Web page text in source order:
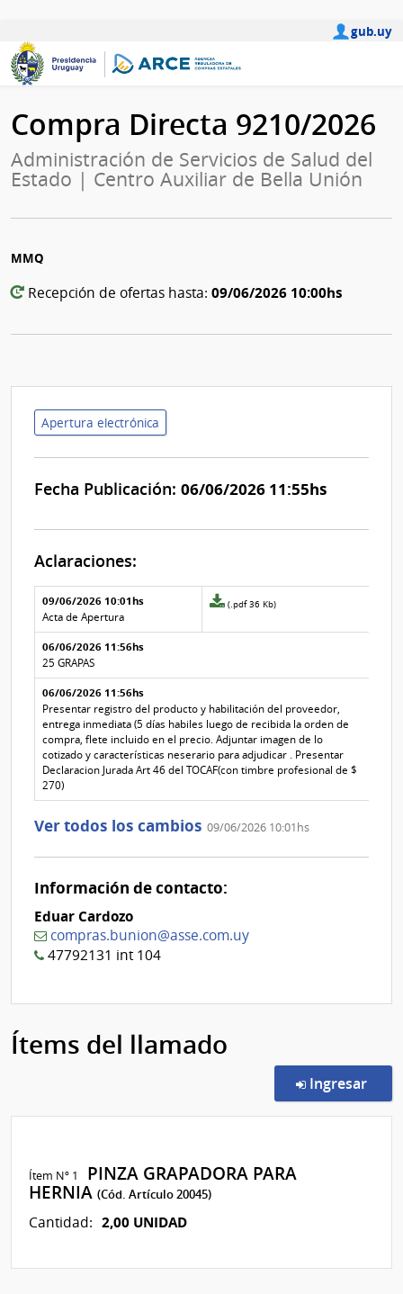
gub.uy
Compra Directa 9210/2026
Administración de Servicios de Salud del
Estado | Centro Auxiliar de Bella Unión
MMQ
Recepción de ofertas hasta: 09/06/2026 10:00hs
Apertura electrónica
Fecha Publicación: 06/06/2026 11:55hs
Aclaraciones:
Aclaraciones del llamado
Fecha y
texto de
la
aclaración
Archivo
de la
aclaración
09/06/2026 10:01hs
Acta de Apertura
Archivo
de
Nº
(.pdf 36 Kb)
06/06/2026 11:56hs
25 GRAPAS
06/06/2026 11:56hs
Presentar registro del producto y habilitación del proveedor,
entrega inmediata (5 días habiles luego de recibida la orden de
compra, flete incluido en el precio. Adjuntar imagen de lo
cotizado y características neserario para adjudicar . Presentar
Declaracion Jurada Art 46 del TOCAF(con timbre profesional de $
270)
Ver todos los cambios 09/06/2026 10:01hs
Información de contacto:
Eduar Cardozo
compras.bunion@asse.com.uy
47792131 int 104
Ítems del llamado
Ingresar
Ítem Nº 1
PINZA GRAPADORA PARA
HERNIA(Cód. Artículo 20045)
Cantidad: 2,00 UNIDAD